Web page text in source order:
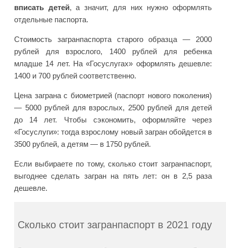
вписать детей, а значит, для них нужно оформлять
отдельные паспорта.
Стоимость загранпаспорта старого образца — 2000
рублей для взрослого, 1400 рублей для ребенка
младше 14 лет. На «Госуслугах» оформлять дешевле:
1400 и 700 рублей соответственно.
Цена заграна с биометрией (паспорт нового поколения)
— 5000 рублей для взрослых, 2500 рублей для детей
до 14 лет. Чтобы сэкономить, оформляйте через
«Госуслуги»: тогда взрослому новый загран обойдется в
3500 рублей, а детям — в 1750 рублей.
Если выбираете по тому, сколько стоит загранпаспорт,
выгоднее сделать загран на пять лет: он в 2,5 раза
дешевле.
Сколько стоит загранпаспорт в 2021 году